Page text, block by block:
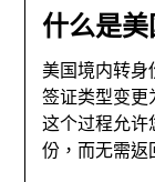
什么是美
美国境内转身
签证类型变更
这个过程允许
份，而无需返